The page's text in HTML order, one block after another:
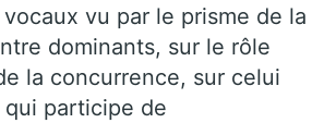
vu par le prisme de la
dominants, sur le rôle
la concurrence, sur celui
participe de